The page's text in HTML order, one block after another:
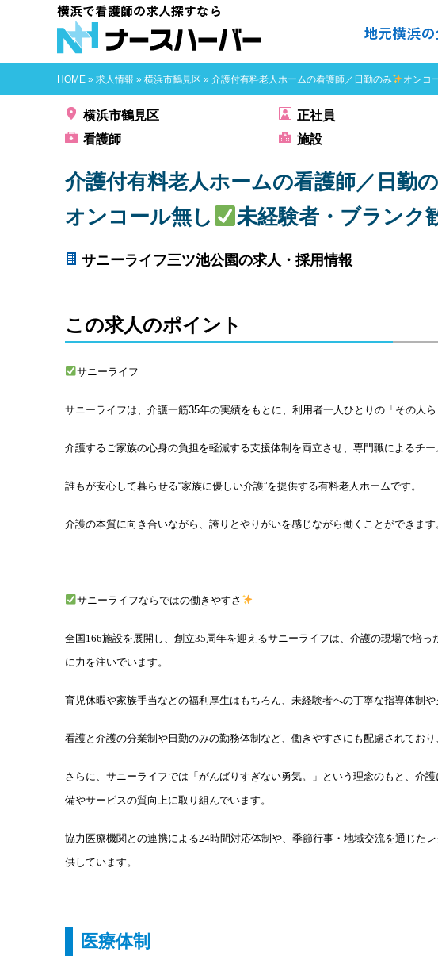
HOME » 求人情報 » 横浜市鶴見区 » 介護付有料老人ホームの看護師／日勤のみ オンコ
横浜市鶴見区
正社員
看護師
施設
介護付有料老人ホームの看護師／日勤
オンコール無し
未経験者・ブランク
サニーライフ三ツ池公園の求人・採用情報
この求人のポイント
サニーライフ
サニーライフは、介護一筋35年の実績をもとに、利用者一人ひとりの「その人ら
介護するご家族の心身の負担を軽減する支援体制を両立させ、専門職によるチー
誰もが安心して暮らせる“家族に優しい介護”を提供する有料老人ホームです。
介護の本質に向き合いながら、誇りとやりがいを感じながら働くことができます
サニーライフならではの働きやすさ
全国166施設を展開し、創立35周年を迎えるサニーライフは、介護の現場で培
に力を注いでいます。
育児休暇や家族手当などの福利厚生はもちろん、未経験者への丁寧な指導体制
看護と介護の分業制や日勤のみの勤務体制など、働きやすさにも配慮されており
さらに、サニーライフでは「がんばりすぎない勇気。」という理念のもと、介
備やサービスの質向上に取り組んでいます。
協力医療機関との連携による24時間対応体制や、季節行事・地域交流を通じた
供しています。
医療体制